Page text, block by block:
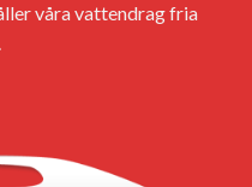
våra vattendrag fria